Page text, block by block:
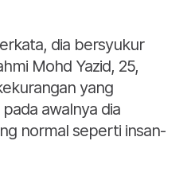
dia bersyukur
Mohd Yazid, 25,
yang
awalnya dia
normal seperti insan-